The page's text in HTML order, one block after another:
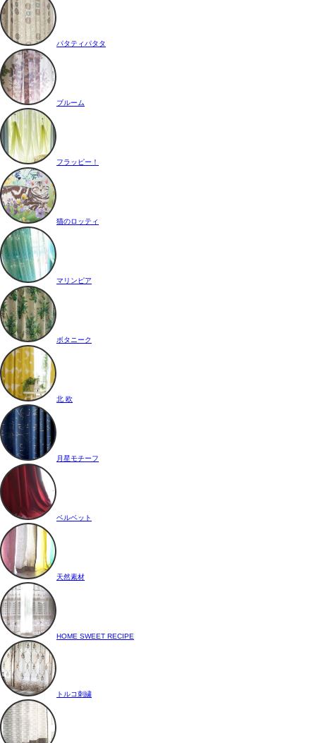
パタティパタタ
ブルーム
フラッピー！
猫のロッティ
マリンピア
ボタニーク
北 欧
月星モチーフ
ベルベット
天然素材
HOME SWEET RECIPE
トルコ刺繍